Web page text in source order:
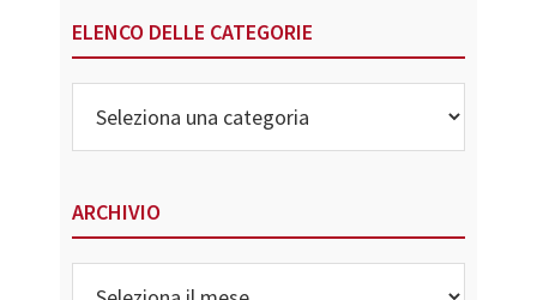
ELENCO DELLE CATEGORIE
delle
Categorie
ARCHIVIO